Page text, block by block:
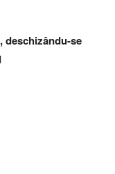
deschizându-se